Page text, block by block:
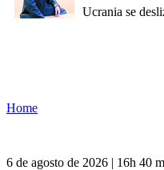
Ucrania se
Home
6 de agosto de 2026 | 16h 40